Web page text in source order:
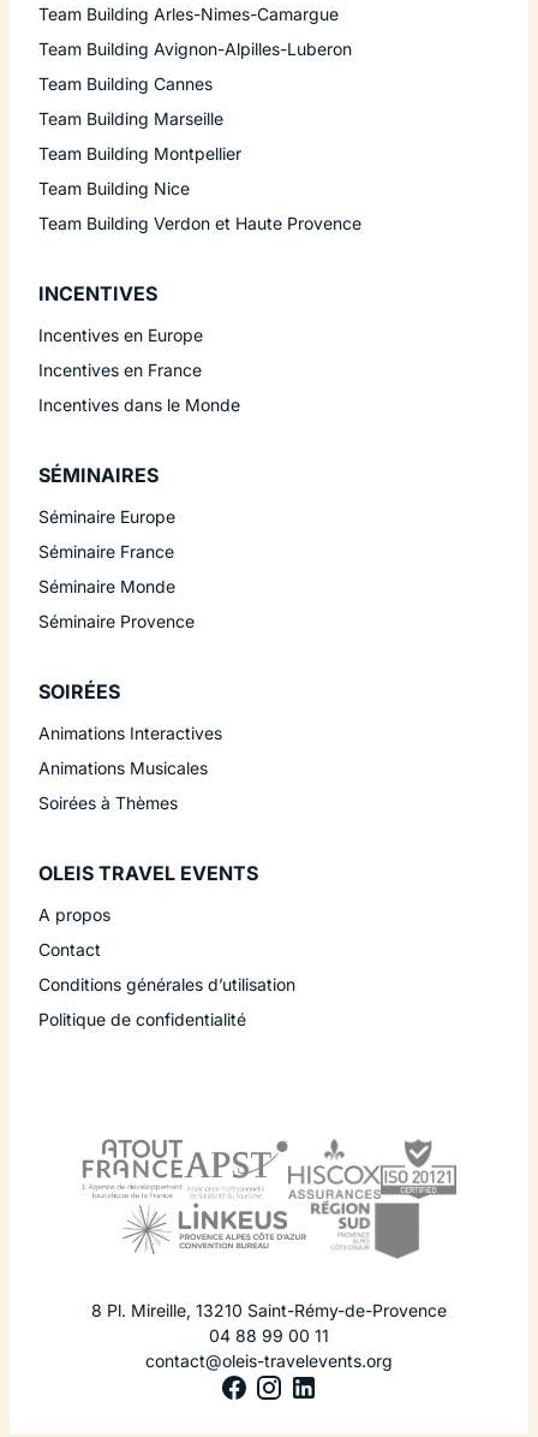
Team Building Arles-Nimes-Camargue
Team Building Avignon-Alpilles-Luberon
Team Building Cannes
Team Building Marseille
Team Building Montpellier
Team Building Nice
Team Building Verdon et Haute Provence
INCENTIVES
Incentives en Europe
Incentives en France
Incentives dans le Monde
SÉMINAIRES
Séminaire Europe
Séminaire France
Séminaire Monde
Séminaire Provence
SOIRÉES
Animations Interactives
Animations Musicales
Soirées à Thèmes
OLEIS TRAVEL EVENTS
A propos
Contact
Conditions générales d’utilisation
Politique de confidentialité
8 Pl. Mireille, 13210 Saint-Rémy-de-Provence
04 88 99 00 11
contact@oleis-travelevents.org